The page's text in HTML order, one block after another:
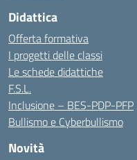
Didattica
Offerta formativa
I progetti delle classi
Le schede didattiche
F.S.L.
Inclusione – BES-PDP-PFP
Bullismo e Cyberbullismo
Novità